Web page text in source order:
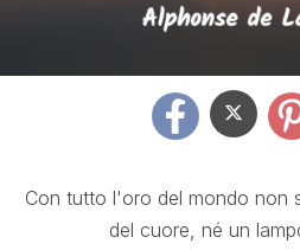
Con tutto l'oro del mondo non
del cuore, né un